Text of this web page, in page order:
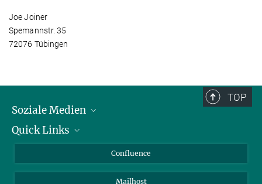
Joe Joiner
Spemannstr. 35
72076 Tübingen
TOP
Soziale Medien
LinkedIn
Quick Links
Für Journalisten und Journalistinnen
Confluence
Mailhost